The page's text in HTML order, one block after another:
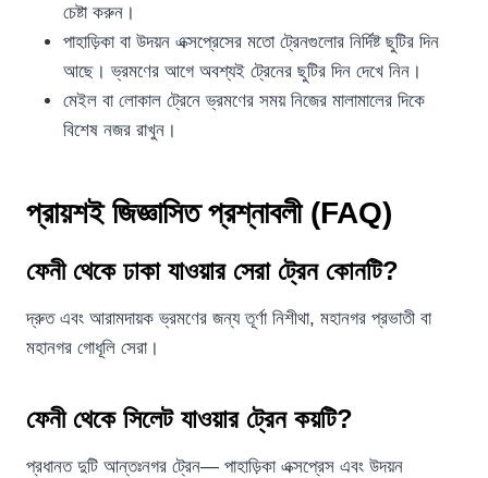
চেষ্টা করুন।
পাহাড়িকা বা উদয়ন এক্সপ্রেসের মতো ট্রেনগুলোর নির্দিষ্ট ছুটির দিন
আছে। ভ্রমণের আগে অবশ্যই ট্রেনের ছুটির দিন দেখে নিন।
মেইল বা লোকাল ট্রেনে ভ্রমণের সময় নিজের মালামালের দিকে
বিশেষ নজর রাখুন।
প্রায়শই জিজ্ঞাসিত প্রশ্নাবলী (FAQ)
ফেনী থেকে ঢাকা যাওয়ার সেরা ট্রেন কোনটি?
দ্রুত এবং আরামদায়ক ভ্রমণের জন্য তূর্ণা নিশীথা, মহানগর প্রভাতী বা
মহানগর গোধূলি সেরা।
ফেনী থেকে সিলেট যাওয়ার ট্রেন কয়টি?
প্রধানত দুটি আন্তঃনগর ট্রেন— পাহাড়িকা এক্সপ্রেস এবং উদয়ন